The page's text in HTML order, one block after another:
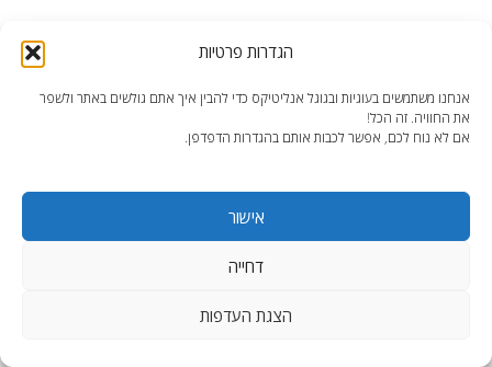
הגדרות פרטיות
אנחנו משתמשים בעוגיות ובגוגל אנליטיקס כדי להבין איך אתם גולשים באתר ולשפר
את החוויה. זה הכל!
אם לא נוח לכם, אפשר לכבות אותם בהגדרות הדפדפן.
אישור
דחייה
הצגת העדפות
end2end.co.il | תכנון ועיצוב עד הפרט האחרון.
WordPress Theme AccessPress Lite